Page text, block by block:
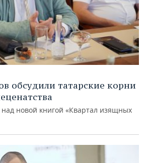
обсудили татарские корни
новой книгой «Квартал изящных